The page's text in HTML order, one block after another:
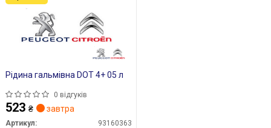
Рідина гальмівна DOT 4+ 05 л
0 відгуків
523 ₴ завтра
Артикул:
93160363